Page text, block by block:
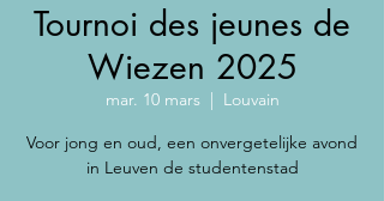
Tournoi des jeunes de
Wiezen 2025
mar. 10 mars
  |
Louvain
Voor jong en oud, een onvergetelijke avond
in Leuven de studentenstad